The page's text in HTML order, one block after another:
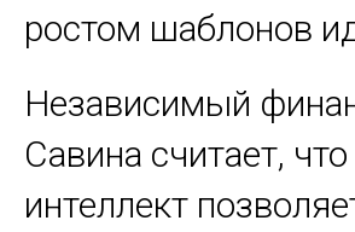
ростом шаблонов
Независимый
Савина считает,
интеллект